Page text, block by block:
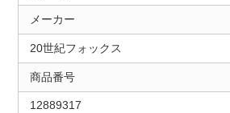
メーカー
20世紀フォックス
商品番号
12889317